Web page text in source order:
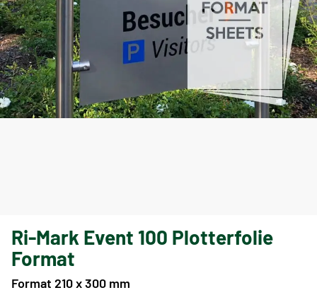
Ri-Mark Event 100 Plotterfolie
Format
Format 210 x 300 mm